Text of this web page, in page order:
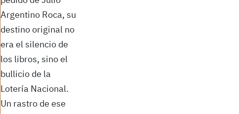
Argentino Roca, su
destino original no
era el silencio de
los libros, sino el
bullicio de la
Lotería Nacional.
Un rastro de ese